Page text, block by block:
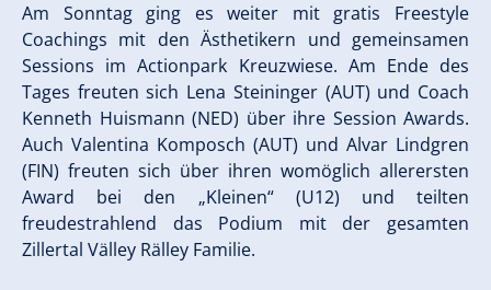
Am Sonntag ging es weiter mit gratis Freestyle
Coachings mit den Ästhetikern und gemeinsamen
Sessions im Actionpark Kreuzwiese. Am Ende des
Tages freuten sich Lena Steininger (AUT) und Coach
Kenneth Huismann (NED) über ihre Session Awards.
Auch Valentina Komposch (AUT) und Alvar Lindgren
(FIN) freuten sich über ihren womöglich allerersten
Award bei den „Kleinen“ (U12) und teilten
freudestrahlend das Podium mit der gesamten
Zillertal Välley Rälley Familie.